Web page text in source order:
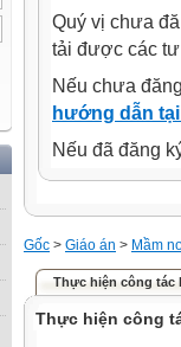
Quý vị chưa
tải được các
Nếu chưa
hướng dẫn
Nếu đã đăng
Gốc > Giáo án > Mầm
Thực hiện công tác
Thực hiện công